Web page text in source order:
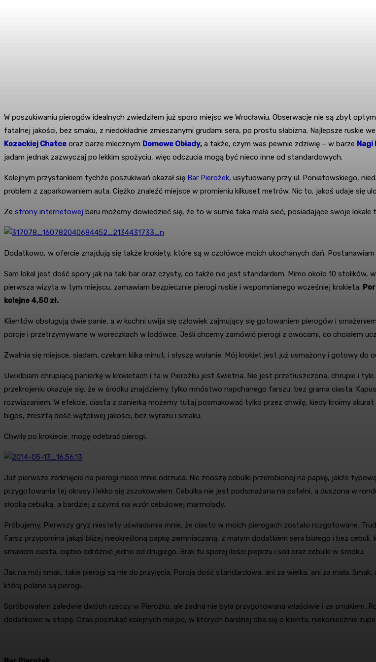
W poszukiwaniu pierogów idealnych zwiedziłem już sporo miejsc we Wrocławiu. Obserwacje nie są zbyt
fatalnej jakości, bez smaku, z niedokładnie zmieszanymi grudami sera, po prostu słabizna. Najlepsze ruskie
Kozackiej Chatce oraz barze mlecznym Domowe Obiady, a także, czym was pewnie zdziwię – w barze Nagi
jadam jednak zazwyczaj po lekkim spożyciu, więc odczucia mogą być nieco inne od standardowych.
Kolejnym przystankiem tychże poszukiwań okazał się Bar Pierożek, usytuowany przy ul. Poniatowskiego,
problem z zaparkowaniem auta. Ciężko znaleźć miejsce w promieniu kilkuset metrów. Nic to, jakoś udaje się
Ze strony internetowej baru możemy dowiedzieć się, że to w sumie taka mała sieć, posiadające swoje
Dodatkowo, w ofercie znajdują się także krokiety, które są w czołówce moich ukochanych dań.
Sam lokal jest dość spory jak na taki bar oraz czysty, co także nie jest standardem. Mimo około 10 stolików,
pierwsza wizyta w tym miejscu, zamawiam bezpiecznie pierogi ruskie i wspomnianego wcześniej krokieta.
kolejne 4,50 zł.
Klientów obsługują dwie panie, a w kuchni uwija się człowiek zajmujący się gotowaniem pierogów i
porcje i przetrzymywane w woreczkach w lodówce. Jeśli chcemy zamówić pierogi z owocami, co chciałem
Zwalnia się miejsce, siadam, czekam kilka minut, i słyszę wołanie. Mój krokiet jest już usmażony i gotowy do
Uwielbiam chrupiącą panierkę w krokietach i ta w Pierożku jest świetna. Nie jest przetłuszczona, chrupie i
przekrojeniu okazuje się, że w środku znajdziemy tylko mnóstwo napchanego farszu, bez grama ciasta.
rozwiązaniem. W efekcie, ciasta z panierką możemy tutaj posmakować tylko przez chwilę, kiedy kroimy
bigos, zresztą dość wątpliwej jakości, bez wyrazu i smaku.
Chwilę po krokiecie, mogę odebrać pierogi.
Już pierwsze zerknięcie na pierogi nieco mnie odrzuca. Nie znoszę cebulki przerobionej na papkę, jakże
przygotowania tej okrasy i lekko się zszokowałem. Cebulka nie jest podsmażana na patelni, a duszona w
słodką cebulką, a bardziej z czymś na wzór cebulowej marmolady.
Próbujemy. Pierwszy gryz niestety uświadamia mnie, że ciasto w moich pierogach zostało rozgotowane.
Farsz przypomina jakąś bliżej nieokreśloną papkę ziemniaczaną, z małym dodatkiem sera białego i bez
smakiem ciasta, ciężko odróżnić jedno od drugiego. Brak tu sporej ilości pieprzu i soli oraz cebulki w środku.
Jak na mój smak, takie pierogi są nie do przyjęcia. Porcja dość standardowa, ani za wielka, ani za mała.
którą polane są pierogi.
Spróbowałem zaledwie dwóch rzeczy w Pierożku, ale żadna nie była przygotowana właściwie i ze
dodatkowo w stopę. Czas poszukać kolejnych miejsc, w których bardziej dba się o klienta, niekoniecznie